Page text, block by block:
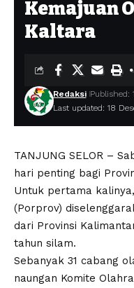
Kemajuan
Kaltara
Last updated: 18
Redaksi Published:
TANJUNG SELOR –
hari penting bagi
Untuk pertama
(Porprov)
dari Provinsi
tahun silam.
Sebanyak 31 cabang
naungan Komite